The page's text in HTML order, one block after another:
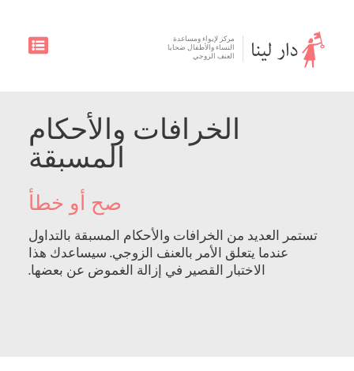
مركز لإيواء ومساعدة
النساء والأطفال ضحايا
العنف الزوجي
الخرافات والأحكام
المسبقة
صح أو خطأ
تستمر العديد من الخرافات والأحكام المسبقة بالتداول
عندما يتعلق الأمر بالعنف الزوجي. سيساعدك هذا
الاختبار القصير في إزالة الغموض عن بعضها.